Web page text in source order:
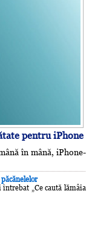
pentru iPhone
în mână, iPhone-
„Ce caută lămâia